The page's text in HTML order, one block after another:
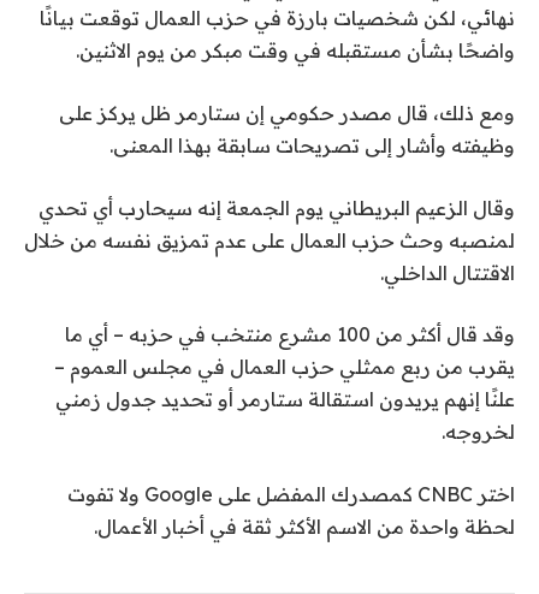
نهائي، لكن شخصيات بارزة في حزب العمال توقعت بيانًا
واضحًا بشأن مستقبله في وقت مبكر من يوم الاثنين.
ومع ذلك، قال مصدر حكومي إن ستارمر ظل يركز على
وظيفته وأشار إلى تصريحات سابقة بهذا المعنى.
وقال الزعيم البريطاني يوم الجمعة إنه سيحارب أي تحدي
لمنصبه وحث حزب العمال على عدم تمزيق نفسه من خلال
الاقتتال الداخلي.
وقد قال أكثر من 100 مشرع منتخب في حزبه – أي ما
يقرب من ربع ممثلي حزب العمال في مجلس العموم –
علنًا إنهم يريدون استقالة ستارمر أو تحديد جدول زمني
لخروجه.
اختر CNBC كمصدرك المفضل على Google ولا تفوت
لحظة واحدة من الاسم الأكثر ثقة في أخبار الأعمال.